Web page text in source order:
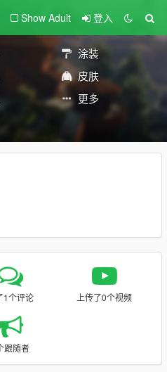
Show Adult 登入
涂装
皮肤
更多
1个评论 上传了0个视频
跟随者